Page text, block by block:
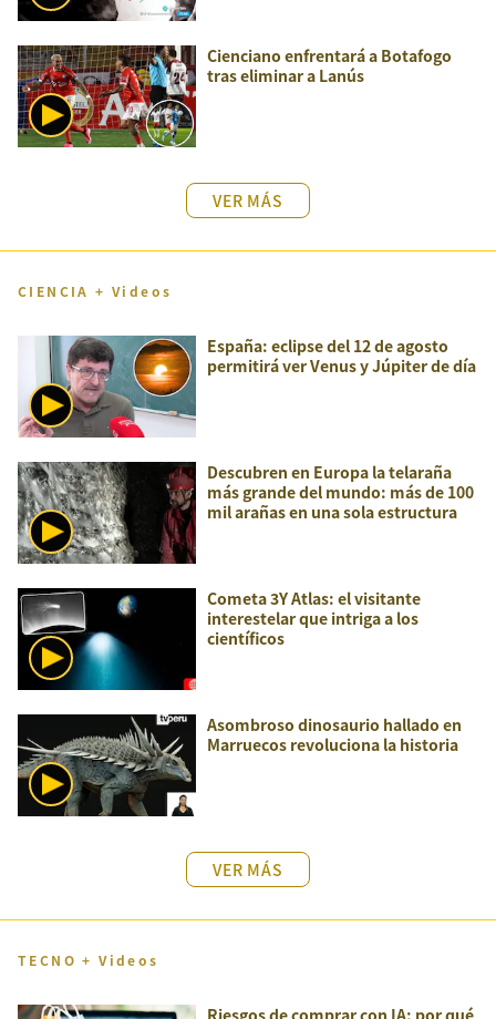
Cienciano enfrentará a Botafogo
tras eliminar a Lanús
VER MÁS
CIENCIA + Videos
España: eclipse del 12 de agosto
permitirá ver Venus y Júpiter de día
Descubren en Europa la telaraña
más grande del mundo: más de 100
mil arañas en una sola estructura
Cometa 3Y Atlas: el visitante
interestelar que intriga a los
científicos
Asombroso dinosaurio hallado en
Marruecos revoluciona la historia
VER MÁS
TECNO + Videos
Riesgos de comprar con IA: por qué